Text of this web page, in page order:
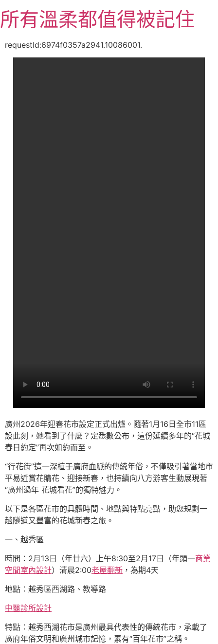
至
主所有溫柔都值得被記住
requestId:6974f0357a2941.10086001.
廣州2026年迎春花市設定正式出爐。隨著1月16日全市11區
設此刻，她看到了什麼？定悉數公布，這份延續多年的“花城
春日約定”再次如約而至。
“行花街”這一深植于廣府血脈的傳統年俗，不僅吸引著當地市
平易近賞花購花、迎接新春，也持續向八方游客生動展現著
“廣州過年 花城看花”的獨特魅力。
以下是各區花市的具體時間、地點與特點亮點，助您規劃一
趟隧道又豐富的花城新春之旅。
一、越秀區
時間：2月13日（年廿六）上午8:30至2月17日（年頭一商業
空間室內設計）清晨2:00老屋翻新 ，為期4天
地點：越秀區西湖路、教導路
中醫診所設計
特點：越秀西湖花市是廣州最具代表性的傳統花市，承載了
廣府年俗文明和廣州城市記憶，素有“百年花市”之稱。